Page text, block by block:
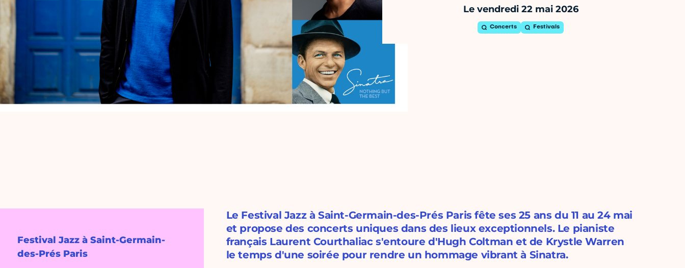
Le vendredi 22 mai 2026
Concerts Festivals
Festival Jazz à Saint-Germain-
des-Prés Paris
Le Festival Jazz à Saint-Germain-des-Prés Paris fête ses 25 ans du 11 au 24 mai
et propose des concerts uniques dans des lieux exceptionnels. Le pianiste
français Laurent Courthaliac s'entoure d'Hugh Coltman et de Krystle Warren
le temps d'une soirée pour rendre un hommage vibrant à Sinatra.